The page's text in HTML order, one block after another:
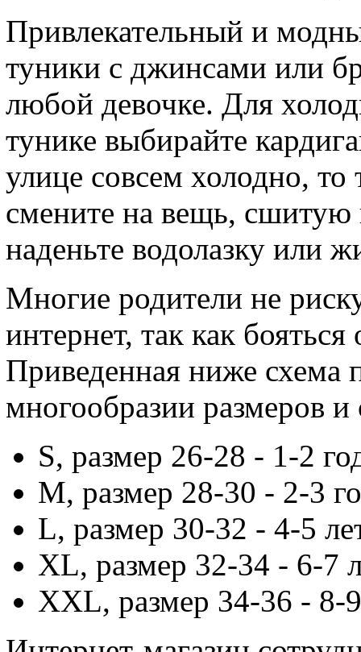
Привлекательный и
туники с джинсами или
любой девочке. Для
тунике выбирайте
улице совсем холодно, то
смените на вещь, сшитую
наденьте водолазку или
Многие родители не
интернет, так как
Приведенная ниже схема
многообразии размеров
S, размер 26-28 - 1-2
М, размер 28-30 - 2-3
L, размер 30-32 - 4-5
ХL, размер 32-34 - 6-7
ХХL, размер 34-36 - 8-